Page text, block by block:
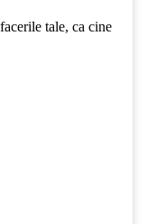
tale, ca cine